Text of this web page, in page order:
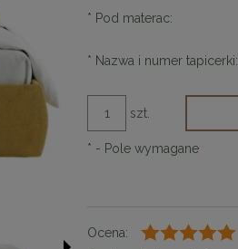
* Pod materac:
* Nazwa i numer tapicerki:
szt.
* - Pole wymagane
Ocena: